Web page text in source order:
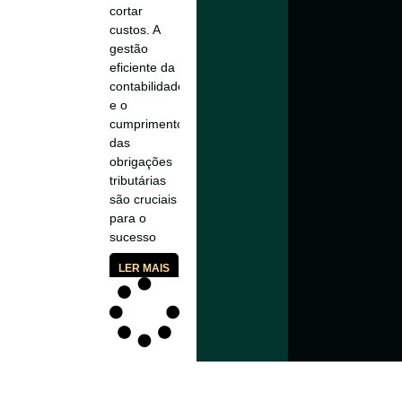
cortar
custos. A
gestão
eficiente da
contabilidade
e o
cumprimento
das
obrigações
tributárias
são cruciais
para o
sucesso
LER MAIS